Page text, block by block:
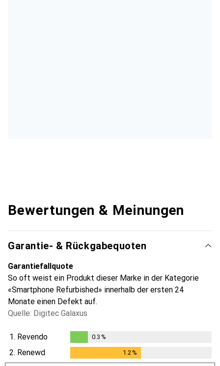
Bewertungen & Meinungen
Garantie- & Rückgabequoten
Garantiefallquote
So oft weist ein Produkt dieser Marke in der Kategorie
«Smartphone Refurbished» innerhalb der ersten 24
Monate einen Defekt auf.
Quelle: Digitec Galaxus
1. Revendo
0.3%
0.3 %
2. Renewd 1.2 %